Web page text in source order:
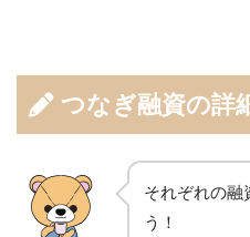
つなぎ融資の詳
それぞれの融
う！